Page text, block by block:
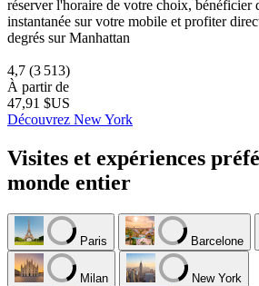
réserver l'horaire de votre choix, bénéficier
instantanée sur votre mobile et profiter
degrés sur Manhattan
4,7 (3 513)
À partir de
47,91 $US
Découvrez New York
Visites et expériences
monde entier
Paris Barcelone
Milan New York